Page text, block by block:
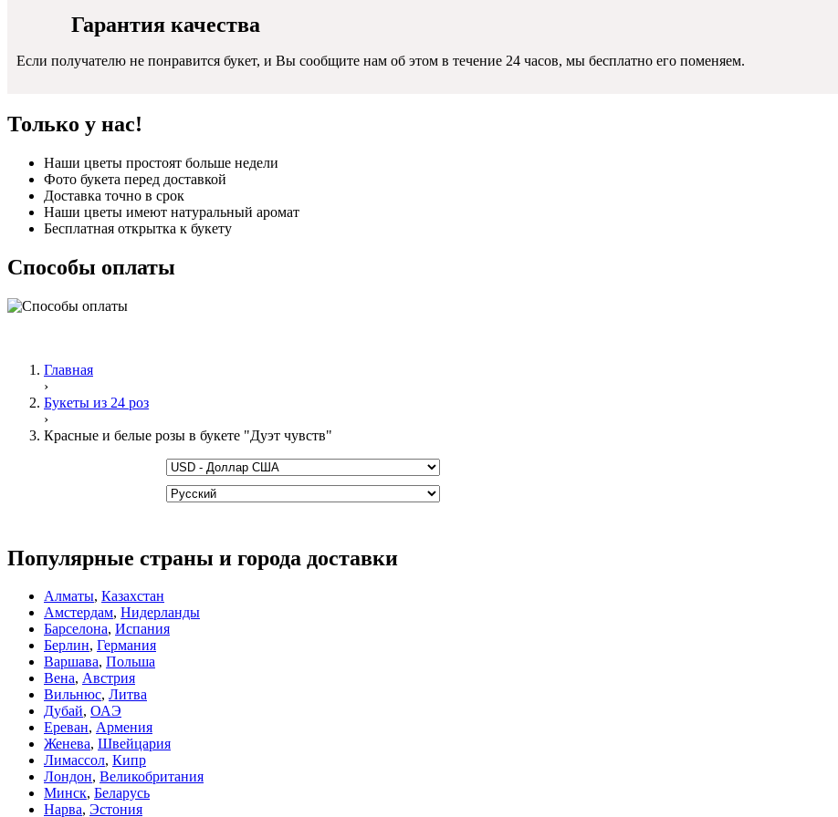
Гарантия качества
Если получателю не понравится букет, и Вы сообщите нам об этом в течение 24 часов, мы бесплатно его поменяем.
Только у нас!
Наши цветы простоят больше недели
Фото букета перед доставкой
Доставка точно в срок
Наши цветы имеют натуральный аромат
Бесплатная открытка к букету
Способы оплаты
Главная
›
Букеты из 24 роз
›
Красные и белые розы в букете "Дуэт чувств"
Популярные страны и города доставки
Алматы, Казахстан
Амстердам, Нидерланды
Барселона, Испания
Берлин, Германия
Варшава, Польша
Вена, Австрия
Вильнюс, Литва
Дубай, ОАЭ
Ереван, Армения
Женева, Швейцария
Лимассол, Кипр
Лондон, Великобритания
Минск, Беларусь
Нарва, Эстония